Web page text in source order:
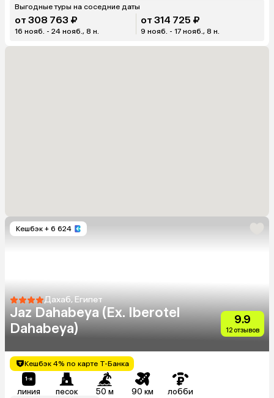
Выгодные туры на соседние даты
от 308 763 ₽
16 нояб. - 24 нояб., 8 н.
от 314 725 ₽
9 нояб. - 17 нояб., 8 н.
Кешбэк + 6 624
Дахаб, Египет
Jaz Dahabeya (Ex. Iberotel
Dahabeya)
9.9
12 отзывов
Кешбэк 4% по карте Т-Банка
линия песок 50 м 90 км лобби